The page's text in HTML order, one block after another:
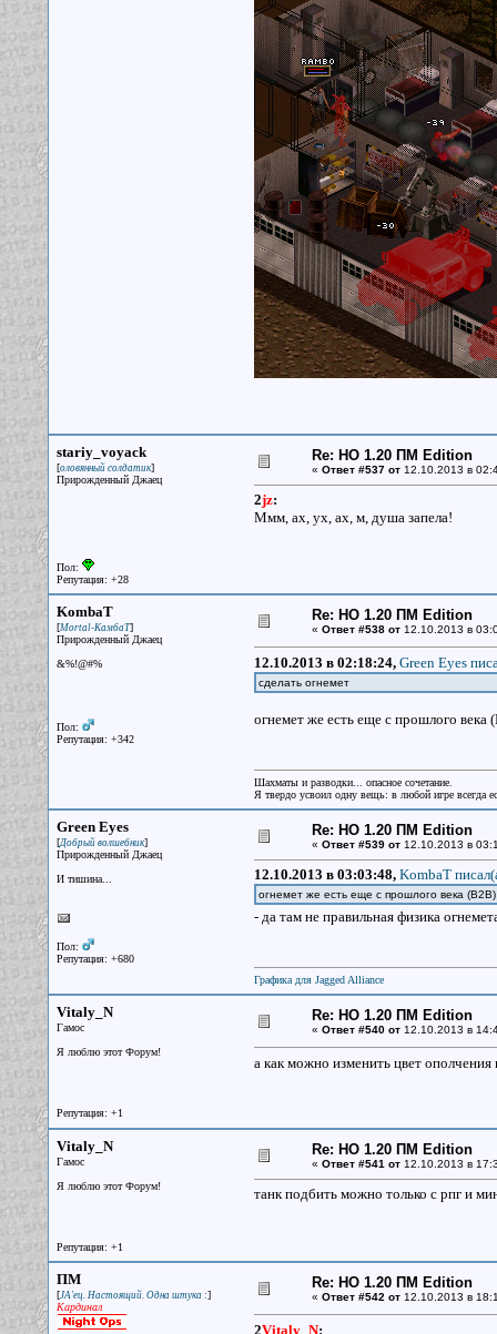
stariy_voyack
[оловянный солдатик]
Прирожденный Джаец
Пол:
Репутация: +28
Re: НО 1.20 ПМ Edition
« Ответ #537 от12.10.2013 в
2jz:
Ммм, ах, ух, ах, м, душа запела!
KombaT
[Mortal-КамбаТ]
Прирожденный Джаец
&%!@#%
Пол:
Репутация: +342
Re: НО 1.20 ПМ Edition
« Ответ #538 от12.10.2013 в
12.10.2013 в 02:18:24, Green Eyes
сделать огнемет
огнемет же есть еще с прошлого века
Шахматы и разводки... опасное сочетание.
Я твердо усвоил одну вещь: в любой игре всегда
Green Eyes
[Добрый волшебник]
Прирожденный Джаец
И тишина...
Пол:
Репутация: +680
Re: НО 1.20 ПМ Edition
« Ответ #539 от12.10.2013 в
12.10.2013 в 03:03:48, KombaT
огнемет же есть еще с прошлого века (B2B)
- да там не правильная физика
Графика для Jagged Alliance
Vitaly_N
Гамос
Я люблю этот Форум!
Репутация: +1
Re: НО 1.20 ПМ Edition
« Ответ #540 от12.10.2013 в
а как можно изменить цвет ополчения
Vitaly_N
Гамос
Я люблю этот Форум!
Репутация: +1
Re: НО 1.20 ПМ Edition
« Ответ #541 от12.10.2013 в
танк подбить можно только с рпг и
ПМ
[JA'ец. Настоящий. Одна штука :]
Кардинал
Re: НО 1.20 ПМ Edition
« Ответ #542 от12.10.2013 в
2Vitaly_N: